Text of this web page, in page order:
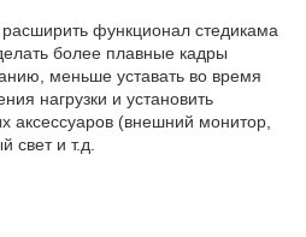
функционал стедикама
более плавные кадры
меньше уставать во время
нагрузки и установить
аксессуаров (внешний монитор,
свет и т.д.